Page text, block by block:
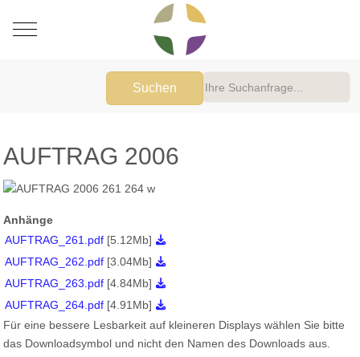
Mobile Menu Toggle
Suchen
AUFTRAG 2006
Anhänge
AUFTRAG_261.pdf [5.12Mb]
AUFTRAG_262.pdf [3.04Mb]
AUFTRAG_263.pdf [4.84Mb]
AUFTRAG_264.pdf [4.91Mb]
Für eine bessere Lesbarkeit auf kleineren Displays wählen Sie bitte
das Downloadsymbol und nicht den Namen des Downloads aus.